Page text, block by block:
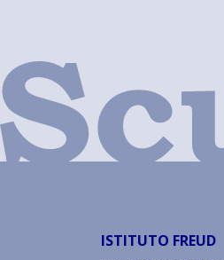
ISTITUTO FREUD